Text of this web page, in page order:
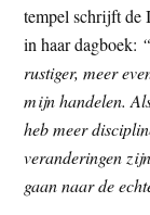
tempel schrijft de
in haar dagboek:
rustiger, meer
mijn handelen.
heb meer
veranderingen
gaan naar de